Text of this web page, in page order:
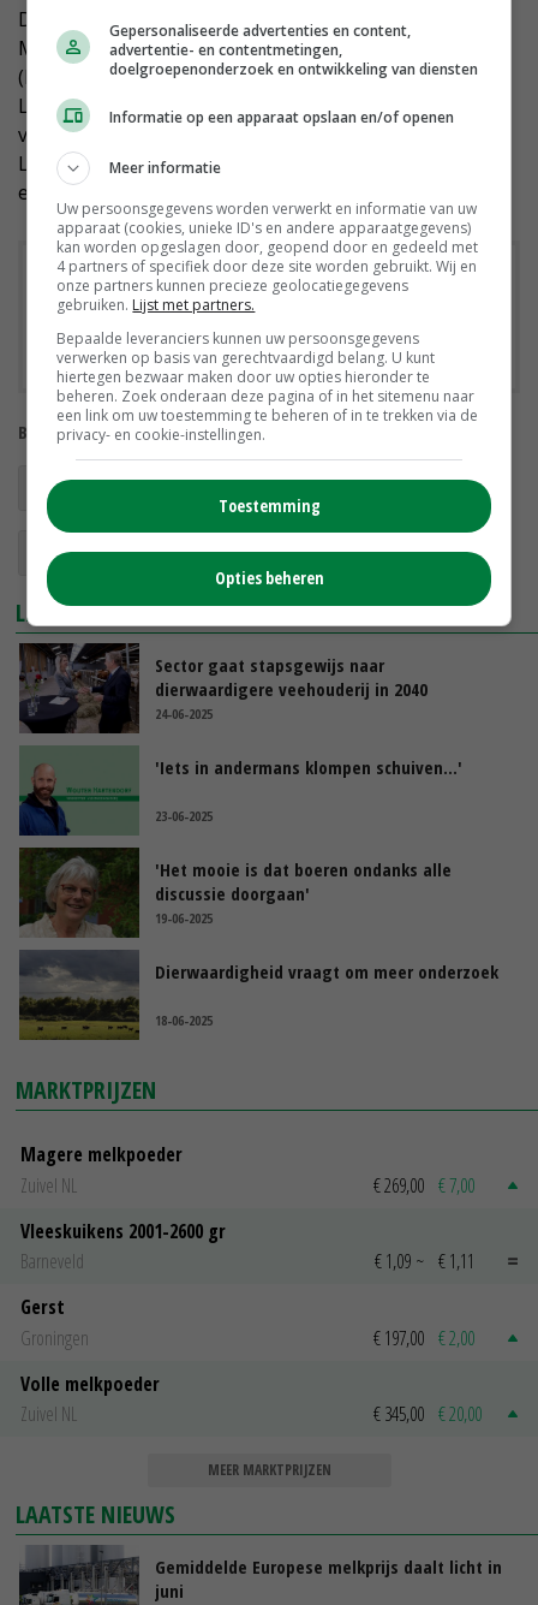
Dutch Dairymen Board (DDB), LTO-vakgroep
Melkveehouderij, Nederlandse Zuivel Organisatie
(NZO), ZuivelNL, Centraal Bureau
Levensmiddelenhandel (CBL), Centrale Organisatie
voor de Vleessector (COV), Federatie Nederlandse
Levensmiddelen Industrie (FNLI), Dierenbescherming
en Caring Farmers.
Downloads
Convenant Stappen naar een dierwaardige veehouderij
Bekijk meer over:
Convenant dierwaardige veehouderij
dierenwelzijn Femke Wiersma
LEES OOK
Sector gaat stapsgewijs naar
dierwaardigere veehouderij in 2040
24-06-2025
'Iets in andermans klompen schuiven...'
23-06-2025
'Het mooie is dat boeren ondanks alle
discussie doorgaan'
19-06-2025
Dierwaardigheid vraagt om meer onderzoek
18-06-2025
MARKTPRIJZEN
Magere melkpoeder
Zuivel NL
€ 269,00 € 7,00
Vleeskuikens 2001-2600 gr
Barneveld
€ 1,09 ~ € 1,11
Gerst
Groningen
€ 197,00 € 2,00
Volle melkpoeder
Zuivel NL
€ 345,00 € 20,00
MEER MARKTPRIJZEN
LAATSTE NIEUWS
Gemiddelde Europese melkprijs daalt licht in
juni
Gepersonaliseerde advertenties en content,
advertentie- en contentmetingen,
doelgroepenonderzoek en ontwikkeling van diensten
Informatie op een apparaat opslaan en/of openen
Meer informatie
Uw persoonsgegevens worden verwerkt en informatie van uw
apparaat (cookies, unieke ID's en andere apparaatgegevens)
kan worden opgeslagen door, geopend door en gedeeld met
4 partners of specifiek door deze site worden gebruikt. Wij en
onze partners kunnen precieze geolocatiegegevens
gebruiken. Lijst met partners.
Bepaalde leveranciers kunnen uw persoonsgegevens
verwerken op basis van gerechtvaardigd belang. U kunt
hiertegen bezwaar maken door uw opties hieronder te
beheren. Zoek onderaan deze pagina of in het sitemenu naar
een link om uw toestemming te beheren of in te trekken via de
privacy- en cookie-instellingen.
Toestemming
Opties beheren